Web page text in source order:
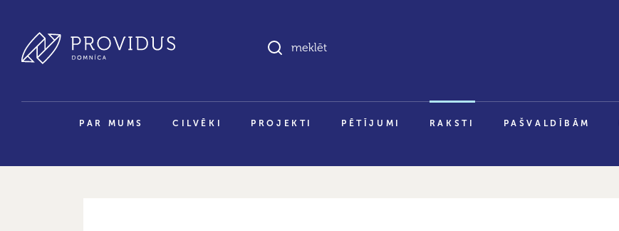
PAR MUMS CILVĒKI PROJEKTI PĒTĪJUMI RAKSTI PAŠVALDĪBĀM